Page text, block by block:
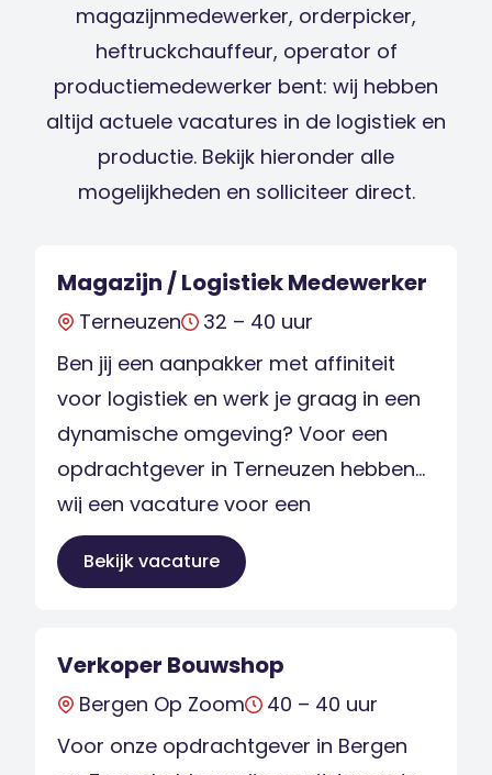
magazijnmedewerker, orderpicker,
heftruckchauffeur, operator of
productiemedewerker bent: wij hebben
altijd actuele vacatures in de logistiek en
productie. Bekijk hieronder alle
mogelijkheden en solliciteer direct.
Magazijn / Logistiek Medewerker
Terneuzen
32 – 40 uur
Ben jij een aanpakker met affiniteit
voor logistiek en werk je graag in een
dynamische omgeving? Voor een
opdrachtgever in Terneuzen hebben
wij een vacature voor een
gemotiveerde Medewerker Magazijn /
Logistiek. Het gaat om een fulltime
doen?Als Medewerker Magazijn /
Logistiek ben […]
Bekijk vacature
Verkoper Bouwshop
Bergen Op Zoom
40 – 40 uur
Voor onze opdrachtgever in Bergen